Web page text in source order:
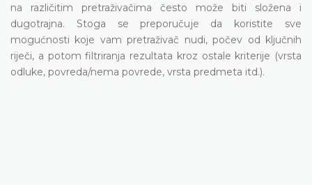
na različitim pretraživačima često može biti složena i
dugotrajna. Stoga se preporučuje da koristite sve
mogućnosti koje vam pretraživač nudi, počev od ključnih
riječi, a potom filtriranja rezultata kroz ostale kriterije (vrsta
odluke, povreda/nema povrede, vrsta predmeta itd.).